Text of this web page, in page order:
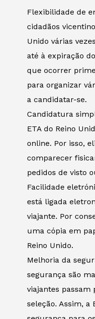
Flexibilidade de
cidadãos
Unido várias
até à expiração
que ocorrer
para organizar
a candidatar-se.
Candidatura
ETA do Reino
online. Por isso,
comparecer
pedidos de visto
Facilidade
está ligada
viajante. Por
uma cópia em
Reino Unido.
Melhoria da
segurança são
viajantes
seleção. Assim, a